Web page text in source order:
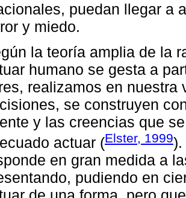
puedan llegar a
y miedo.
la teoría amplia de la
humano se gesta a
realizamos en
se construyen
y las creencias que
actuar (Elster, 1999).
en gran medida a
pudiendo en